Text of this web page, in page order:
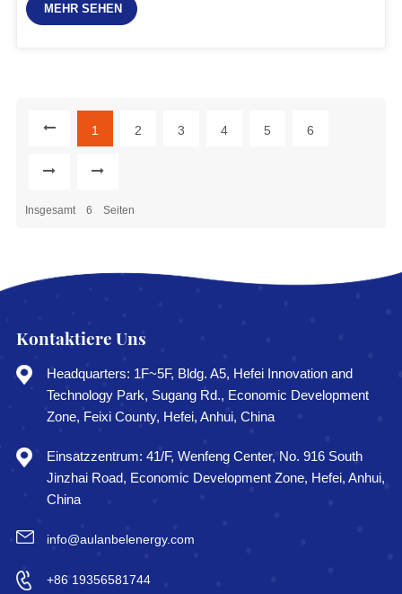
MEHR SEHEN
1 2 3 4 5 6
Insgesamt 6 Seiten
Kontaktiere Uns
Headquarters: 1F~5F, Bldg. A5, Hefei Innovation and
Technology Park, Sugang Rd., Economic Development
Zone, Feixi County, Hefei, Anhui, China
Einsatzzentrum: 41/F, Wenfeng Center, No. 916 South
Jinzhai Road, Economic Development Zone, Hefei, Anhui,
China
info@aulanbelenergy.com
+86 19356581744